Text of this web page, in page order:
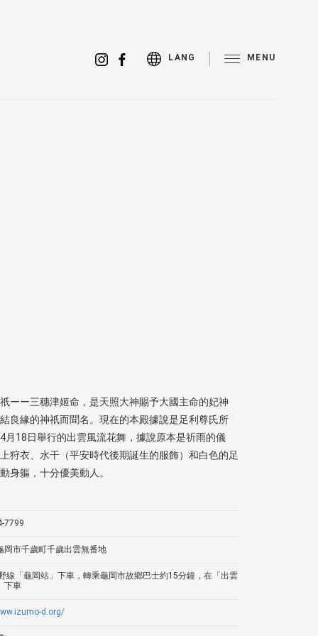
LANG MENU
ーー三穗津姬命，是天照大神賜予大國主命的妃神
良緣的神祇而聞名。現在的本殿據說是足利尊氏所
月18日舉行的出雲風流花舞，據說原本是祈雨的儀
狩衣、水干（平安時代後期誕生的服飾）和白色的足
身軀，十分優美動人。
7799
岡市千歲町千歲出雲無番地
線「龜岡站」下車，轉乘龜岡市故鄉巴士約15分鐘，在「出雲
下車
d.org/